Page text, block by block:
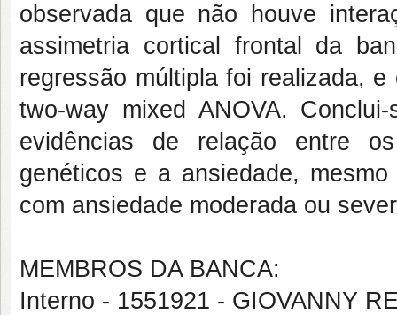
observada que não houve
assimetria cortical frontal da
regressão múltipla foi realizada,
two-way mixed ANOVA.
evidências de relação entre os
genéticos e a ansiedade,
com ansiedade moderada ou
MEMBROS DA BANCA:
Interno - 1551921 - GIOVANNY